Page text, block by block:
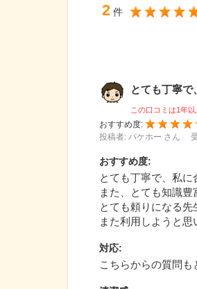
2 件
とても丁寧で
この口コミは1年
おすすめ度:
投稿者: パケホー さん
おすすめ度:
とても丁寧で、私に
また、とても知識豊
とても頼りになる先
また利用しようと思
対応:
こちらからの質問も